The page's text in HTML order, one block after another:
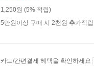
1,250원 (5% 적립)
5만원이상 구매 시 2천원 추가적립
카드/간편결제 혜택을 확인하세요